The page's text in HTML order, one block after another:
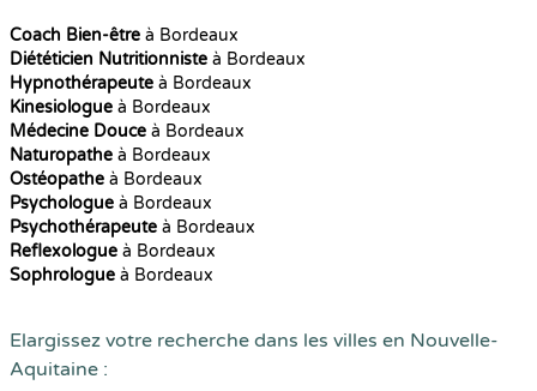
Coach Bien-être à Bordeaux
Diététicien Nutritionniste à Bordeaux
Hypnothérapeute à Bordeaux
Kinesiologue à Bordeaux
Médecine Douce à Bordeaux
Naturopathe à Bordeaux
Ostéopathe à Bordeaux
Psychologue à Bordeaux
Psychothérapeute à Bordeaux
Reflexologue à Bordeaux
Sophrologue à Bordeaux
Elargissez votre recherche dans les villes en Nouvelle-
Aquitaine :